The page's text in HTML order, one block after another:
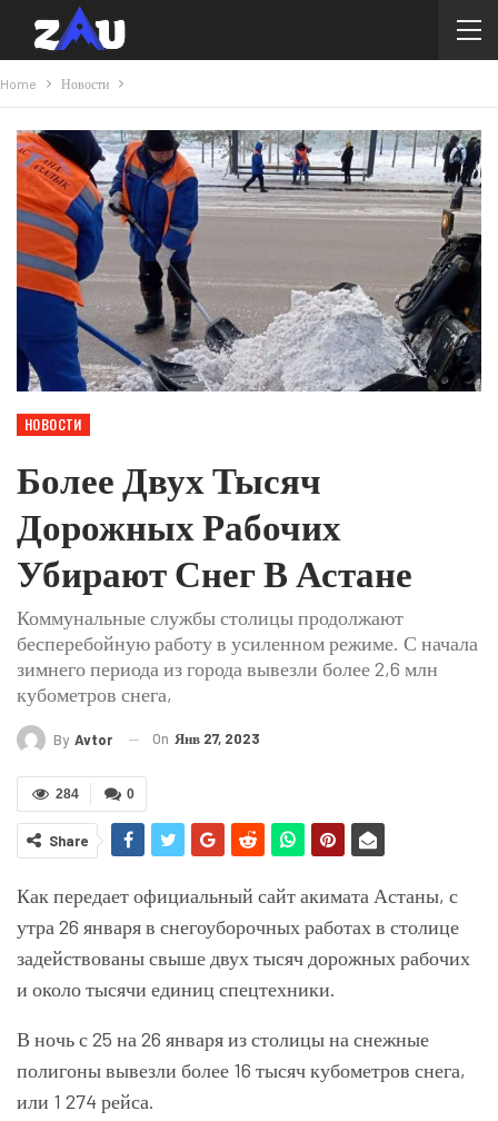
Home Новости
НОВОСТИ
Более Двух Тысяч
Дорожных Рабочих
Убирают Снег В Астане
Коммунальные службы столицы продолжают
бесперебойную работу в усиленном режиме. С начала
зимнего периода из города вывезли более 2,6 млн
кубометров снега,
By Avtor On Янв 27, 2023
0
284
Share
Как передает официальный сайт акимата Астаны, с
утра 26 января в снегоуборочных работах в столице
задействованы свыше двух тысяч дорожных рабочих
и около тысячи единиц спецтехники.
В ночь с 25 на 26 января из столицы на снежные
полигоны вывезли более 16 тысяч кубометров снега,
или 1 274 рейса.